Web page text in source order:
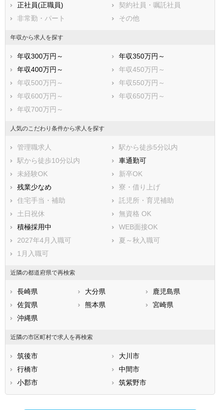
春日市
大野城市
宗像市
太宰府市
古賀市
嘉麻市
朝倉市
みやま市
糸島市
那珂川市
糟屋郡宇美町
糟屋郡篠栗町
糟屋郡志免町
糟屋郡須惠町
糟屋郡久山町
京都郡みやこ町
築上郡上毛町
築上郡築上町
正社員(正職員)
契約社員・嘱託社員
非常勤・パート
その他
年収から求人を探す
年収300万円～
年収350万円～
年収400万円～
年収450万円～
年収500万円～
年収550万円～
年収600万円～
年収650万円～
年収700万円～
人気のこだわり条件から求人を探す
管理職求人
駅から徒歩5分以内
駅から徒歩10分以内
車通勤可
未経験OK
新卒OK
残業少なめ
寮・借り上げ
住宅手当・補助
託児所・育児補助
土日祝休
無資格 OK
積極採用中
WEB面接OK
2027年4月入職可
夏～秋入職可
1月入職可
近隣の都道府県で再検索
長崎県 大分県
鹿児島県
佐賀県
熊本県
宮崎県
沖縄県
近隣の市区町村で求人を再検索
筑後市
大川市
行橋市
中間市
小郡市
筑紫野市